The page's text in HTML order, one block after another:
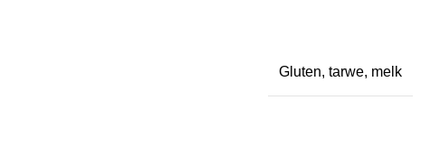
Gluten, tarwe, melk